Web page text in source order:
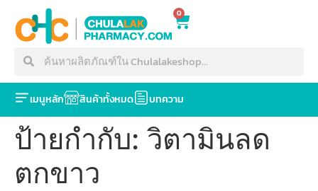
0
เมนูหลัก สินค้าทั้งหมด บทความ
ป้ายกำกับ: วิตามินลด
ตกขาว